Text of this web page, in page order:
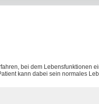
bei dem Lebensfunktionen
kann dabei sein normales